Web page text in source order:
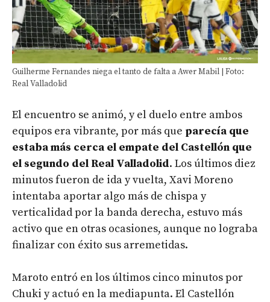
Guilherme Fernandes niega el tanto de falta a Awer Mabil | Foto:
Real Valladolid
El encuentro se animó, y el duelo entre ambos
equipos era vibrante, por más que parecía que
estaba más cerca el empate del Castellón que
el segundo del Real Valladolid. Los últimos diez
minutos fueron de ida y vuelta, Xavi Moreno
intentaba aportar algo más de chispa y
verticalidad por la banda derecha, estuvo más
activo que en otras ocasiones, aunque no lograba
finalizar con éxito sus arremetidas.
Maroto entró en los últimos cinco minutos por
Chuki y actuó en la mediapunta. El Castellón